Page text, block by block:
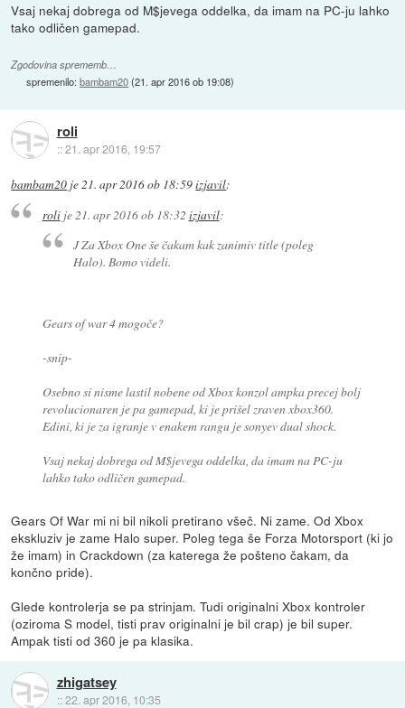
Vsaj nekaj dobrega od M$jevega oddelka, da imam na PC-ju lahko
tako odličen gamepad.
Zgodovina sprememb…
spremenilo:bambam20(21. apr 2016 ob 19:08)
roli
::21. apr 2016, 19:57
bambam20 je21. apr 2016 ob 18:59izjavil:
rolije21. apr 2016 ob 18:32 izjavil:
J Za Xbox One še čakam kak zanimiv title (poleg
Halo). Bomo videli.
Gears of war 4 mogoče?
-snip-
Osebno si nisme lastil nobene od Xbox konzol ampka precej bolj
revolucionaren je pa gamepad, ki je prišel zraven xbox360.
Edini, ki je za igranje v enakem rangu je sonyev dual shock.
Vsaj nekaj dobrega od M$jevega oddelka, da imam na PC-ju
lahko tako odličen gamepad.
Gears Of War mi ni bil nikoli pretirano všeč. Ni zame. Od Xbox
ekskluziv je zame Halo super. Poleg tega še Forza Motorsport (ki jo
že imam) in Crackdown (za katerega že pošteno čakam, da
končno pride).
Glede kontrolerja se pa strinjam. Tudi originalni Xbox kontroler
(oziroma S model, tisti prav originalni je bil crap) je bil super.
Ampak tisti od 360 je pa klasika.
zhigatsey
::22. apr 2016, 10:35